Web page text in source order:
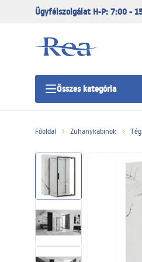
Ügyfélszolgálat H-P: 7:00 -
Összes kategória
Zuhanytálcák
Zuhanylefolyók
Főoldal Zuhanykabinok